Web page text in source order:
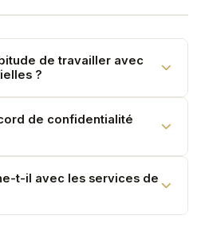
de travailler avec
?
coordination sécurité —
de confidentialité
demande pour toute
t-il avec les services de